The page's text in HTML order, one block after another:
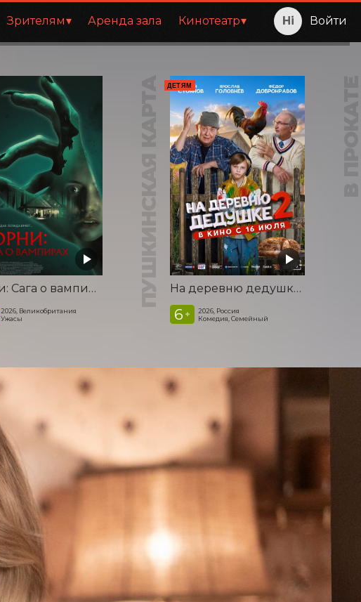
Зрителям Аренда зала Кинотеатр Войти
Корни: Сага о вампирах
2026, Великобритания
Ужасы
ПУШКИНСКАЯ КАРТА ДЕТЯМ
На деревню дедушке 2
6 +
2026, Россия
Комедия, Семейный
В